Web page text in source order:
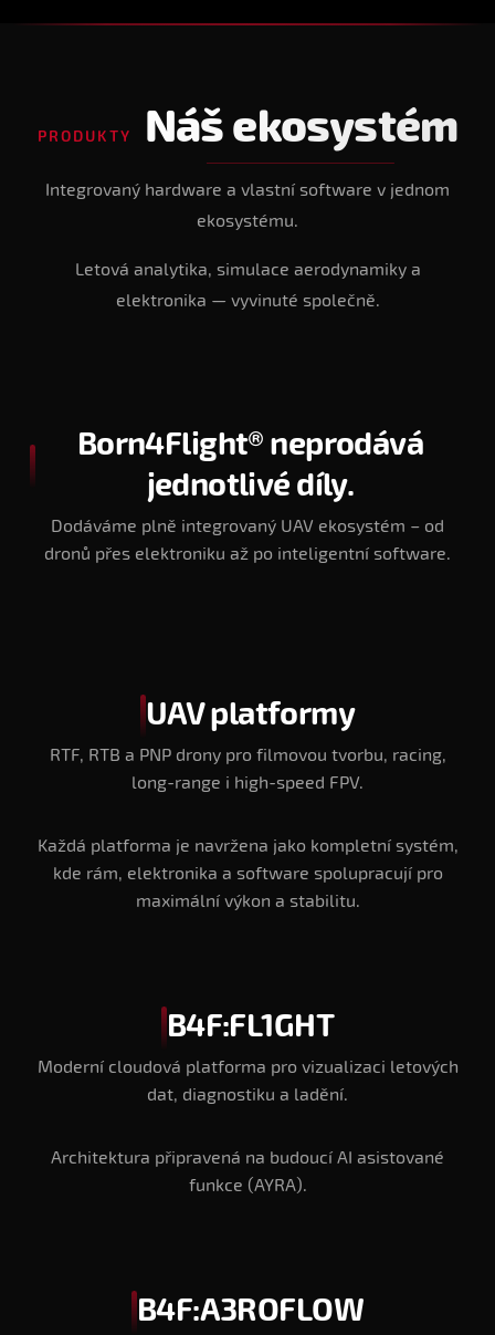
PRODUKTY Náš ekosystém
Integrovaný hardware a vlastní software v jednom
ekosystému.
Letová analytika, simulace aerodynamiky a
elektronika — vyvinuté společně.
Born4Flight® neprodává
jednotlivé díly.
Dodáváme plně integrovaný UAV ekosystém – od
dronů přes elektroniku až po inteligentní software.
UAV platformy
RTF, RTB a PNP drony pro filmovou tvorbu, racing,
long-range i high-speed FPV.
Každá platforma je navržena jako kompletní systém,
kde rám, elektronika a software spolupracují pro
maximální výkon a stabilitu.
B4F:FL1GHT
Moderní cloudová platforma pro vizualizaci letových
dat, diagnostiku a ladění.
Architektura připravená na budoucí AI asistované
funkce (AYRA).
B4F:A3ROFLOW